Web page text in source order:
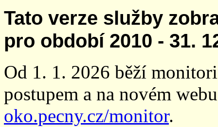
Tato verze služby
pro období 2010 - 31.
Od 1. 1. 2026 běží
postupem a na novém
oko.pecny.cz/monitor.